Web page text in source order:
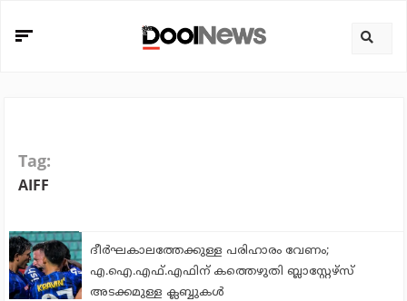
Tag:
AIFF
ദീര്‍ഘകാലത്തേക്കുള്ള പരിഹാരം വേണം;
എ.ഐ.എഫ്.എഫിന് കത്തെഴുതി ബ്ലാസ്റ്റേഴ്സ്
അടക്കമുള്ള ക്ലബ്ബുകള്‍